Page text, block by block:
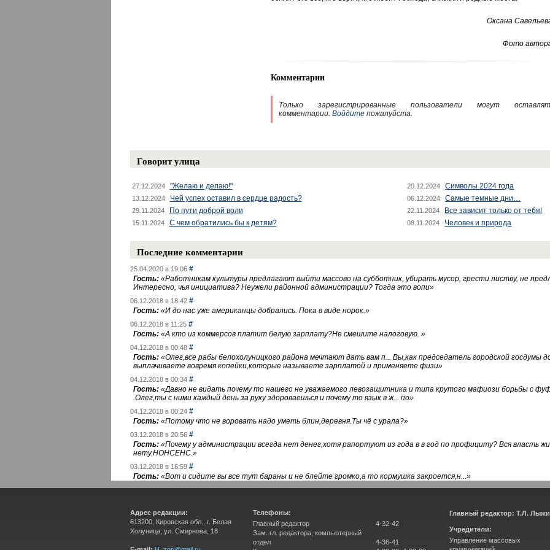
Оксана
Фото
Комментарии
Только зарегистрированные пользователи могут
комментарии. Войдитепожалуйста.
Говорит улица
27.12.2024 "Желаю и делаю!" 20.12.2024 Символы 2024 года
13.12.2024 Чей успех оставил в сердце радость? 06.12.2024 Самые темные дни…
29.11.2024 По пути доброй воли 22.11.2024 Все зависит только от тебя!
15.11.2024 С чем обратились бы к детям? 08.11.2024 Человек и природа
Последние комментарии
25.04.2020 в 19:06 #
Гость: «Работникам культуры предлагают выйти массово на субботник, убирать мусор, грести листву, не
Интересно, чья инициатива? Неужели районной администрации? Тогда это вопи»
06.12.2018 в 18:42 #
Гость: «И до нас уже американцы добрались. Пока в виде норок.»
06.12.2018 в 11:25 #
Гость: «А кто из коммерсов платит белую зарплату?Не смешите налоговую. »
04.12.2018 в 00:48 #
Гость: «Олег,все рабы белохолуницкого района мечтают дать вам п... Вы,как председатель городской госдумы
выплачиваете вовремя копейки,которые называете зарплатой и применяете физи»
04.12.2018 в 00:34 #
Гость: «Давно не видать почему то нашего не уважаемого левозащитника и типа крутого мафиози борьбы с
.Олег,ты с ними каждый день за руку здороваешься и почему то язык в ж... по»
04.12.2018 в 00:24 #
Гость: «Потому что не воровать надо уметь блин,деревня.Ты чё с урала?»
03.12.2018 в 20:56 #
Гость: «Почему у администрации всегда нет денег,хотя рапортуют из года в в год по профициту? Вся власть
нету.НОНСЕНС.»
03.12.2018 в 16:59 #
Гость: «Вот и сидите вы все тут бараны и не блейте громко,а то кормушка закроется,н...»
Адрес редакции:
613200, Кировская обл., г. Белая
Холуница, ул. Смирнова, 18
Телефоны:
Главный редактор
Зам. гл. редактора, компьютерный
отдел
4-32-42
4-36-41
Главный редактор: Т.Л.
Учредители:
Управление массовых